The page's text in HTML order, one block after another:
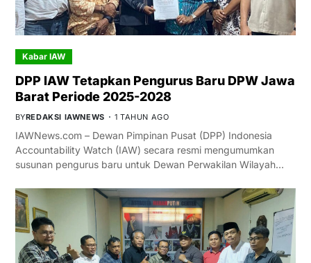
Kabar IAW
DPP IAW Tetapkan Pengurus Baru DPW Jawa
Barat Periode 2025-2028
BYREDAKSI IAWNEWS 1 TAHUN AGO
IAWNews.com – Dewan Pimpinan Pusat (DPP) Indonesia
Accountability Watch (IAW) secara resmi mengumumkan
susunan pengurus baru untuk Dewan Perwakilan Wilayah…